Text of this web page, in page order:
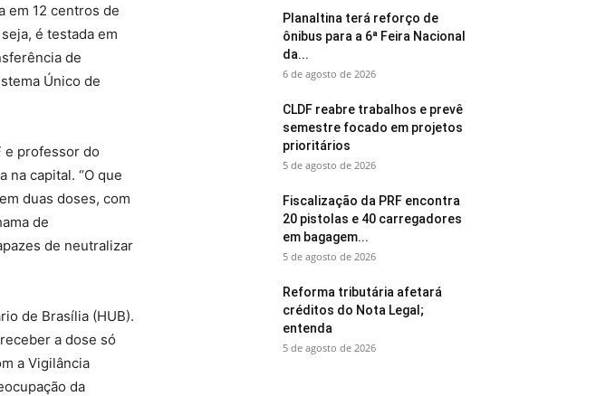
em 12 centros de
é testada em
de
Único de
e professor do
na capital. “O que
duas doses, com
de
de neutralizar
de Brasília (HUB).
a dose só
a Vigilância
da
Planaltina terá reforço de
ônibus para a 6ª Feira Nacional
da...
6 de agosto de 2026
CLDF reabre trabalhos e prevê
semestre focado em projetos
prioritários
5 de agosto de 2026
Fiscalização da PRF encontra
20 pistolas e 40 carregadores
em bagagem...
5 de agosto de 2026
Reforma tributária afetará
créditos do Nota Legal;
entenda
5 de agosto de 2026